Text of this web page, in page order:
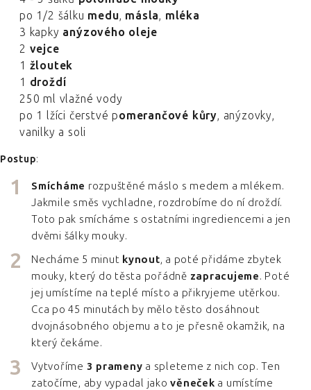
po 1/2 šálku medu, másla, mléka
3 kapky anýzového oleje
2 vejce
1 žloutek
1 droždí
250 ml vlažné vody
po 1 lžíci čerstvé pomerančové kůry, anýzovky,
vanilky a soli
Postup:
Smícháme rozpuštěné máslo s medem a mlékem.
Jakmile směs vychladne, rozdrobíme do ní droždí.
Toto pak smícháme s ostatními ingrediencemi a jen
dvěmi šálky mouky.
Necháme 5 minut kynout, a poté přidáme zbytek
mouky, který do těsta pořádně zapracujeme. Poté
jej umístíme na teplé místo a přikryjeme utěrkou.
Cca po 45 minutách by mělo těsto dosáhnout
dvojnásobného objemu a to je přesně okamžik, na
který čekáme.
Vytvoříme 3 prameny a spleteme z nich cop. Ten
zatočíme, aby vypadal jakověneček a umístíme